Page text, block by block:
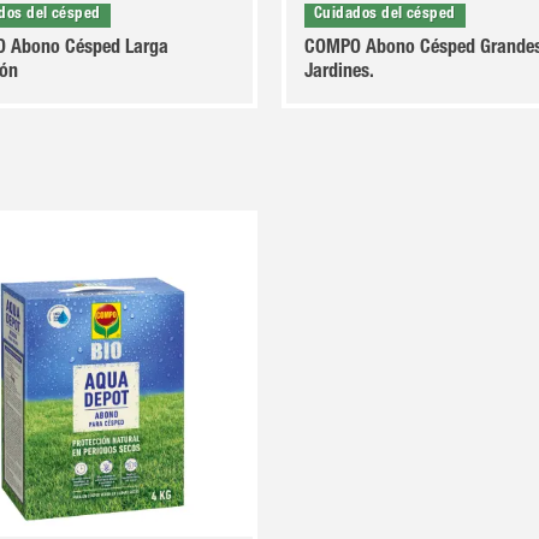
del césped
Abono Césped Larga
Cuidados del césped
COMPO Abono Césped
Jardines.